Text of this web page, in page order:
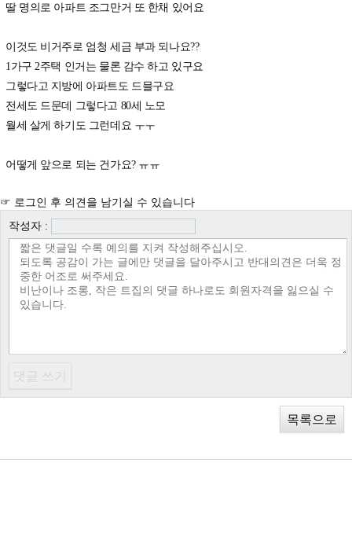
딸 명의로 아파트 조그만거 또 한채 있어요
이것도 비거주로 엄청 세금 부과 되나요??
1가구 2주택 인거는 물론 감수 하고 있구요
그렇다고 지방에 아파트도 드믈구요
전세도 드문데 그렇다고 80세 노모
월세 살게 하기도 그런데요 ㅜㅜ
어떻게 앞으로 되는 건가요? ㅠㅠ
☞ 로그인 후 의견을 남기실 수 있습니다
작성자 :
목록으로